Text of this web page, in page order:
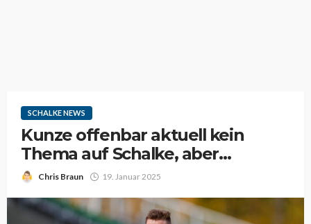
SCHALKE NEWS
Kunze offenbar aktuell kein
Thema auf Schalke, aber…
Chris Braun 19. Januar 2025